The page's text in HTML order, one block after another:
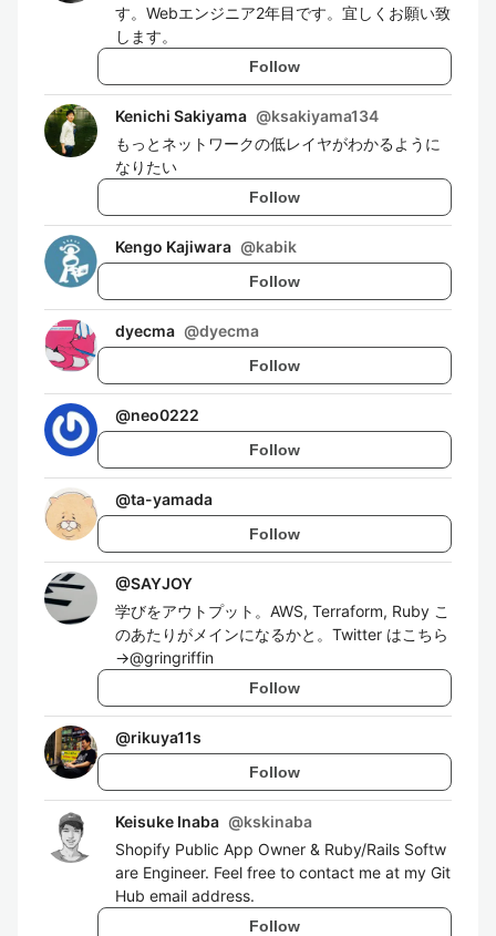
す。Webエンジニア2年目です。宜しくお願い致
します。
Follow
Kenichi Sakiyama @ksakiyama134
もっとネットワークの低レイヤがわかるように
なりたい
Follow
Kengo Kajiwara @kabik
Follow
dyecma @dyecma
Follow
@neo0222
Follow
@ta-yamada
Follow
@SAYJOY
学びをアウトプット。AWS, Terraform, Ruby こ
のあたりがメインになるかと。Twitter はこちら
→@gringriffin
Follow
@rikuya11s
Follow
Keisuke Inaba @kskinaba
Shopify Public App Owner & Ruby/Rails Softw
are Engineer. Feel free to contact me at my Git
Hub email address.
Follow